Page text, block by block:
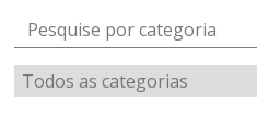
Pesquise por categoria